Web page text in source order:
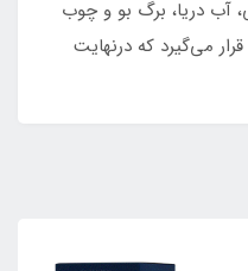
آب دریا، برگ بو و چوب
می‌گیرد که درنهایت